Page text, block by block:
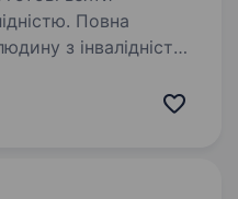
Повна
з інвалідністю.
можливості